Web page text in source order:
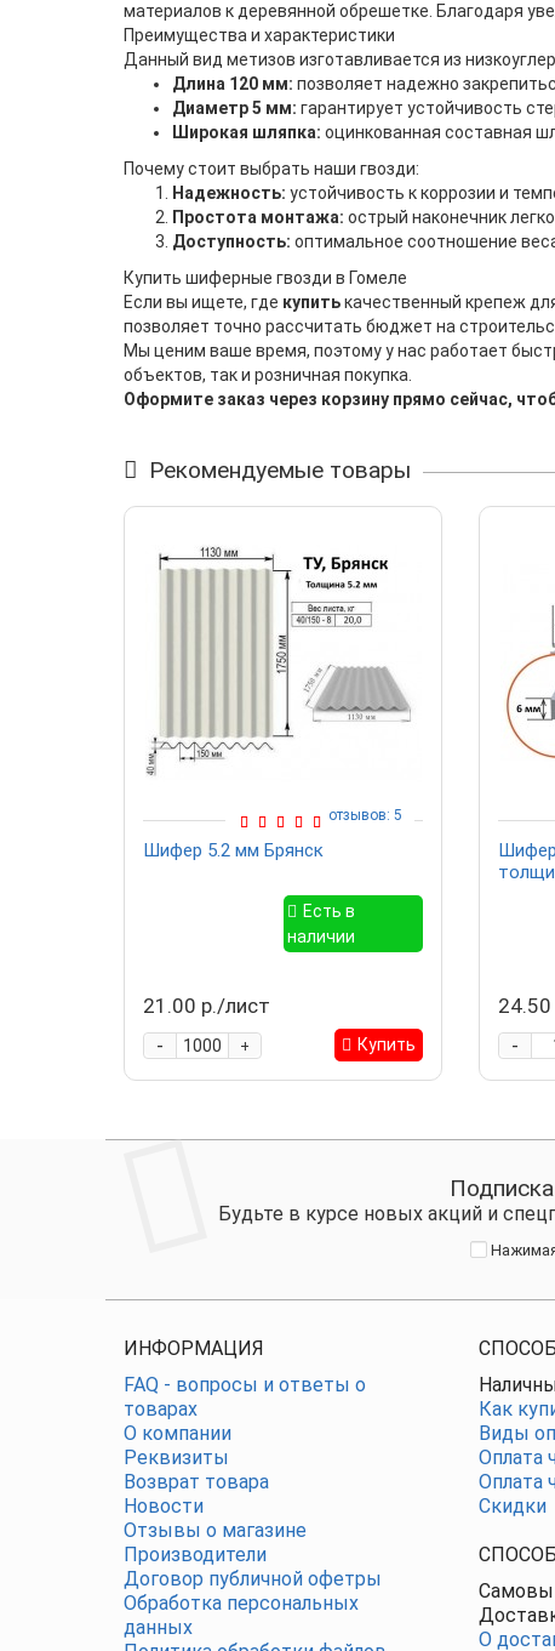
материалов к деревянной обрешетке. Благодаря
Преимущества и характеристики
Данный вид метизов изготавливается из
Длина 120 мм: позволяет надежно
Диаметр 5 мм: гарантирует устойчивость
Широкая шляпка: оцинкованная составная
Почему стоит выбрать наши гвозди:
Надежность: устойчивость к коррозии и
Простота монтажа: острый наконечник
Доступность: оптимальное соотношение
Купить шиферные гвозди в Гомеле
Если вы ищете, где купитькачественный крепеж
позволяет точно рассчитать бюджет на
Мы ценим ваше время, поэтому у нас работает
объектов, так и розничная покупка.
Оформите заказ через корзину прямо сейчас,
Рекомендуемые товары
Шифер 5.2 мм Брянск
отзывов: 5
Есть в
наличии
21.00 р./лист
+
- Купить
Шифер
-
Будьте в курсе новых акций и
ИНФОРМАЦИЯ
FAQ - вопросы и ответы о
товарах
О компании
Реквизиты
Возврат товара
Новости
Отзывы о магазине
Производители
Договор публичной офетры
Обработка персональных
данных
Как
Виды
Оплата
Оплата
Скидки
О